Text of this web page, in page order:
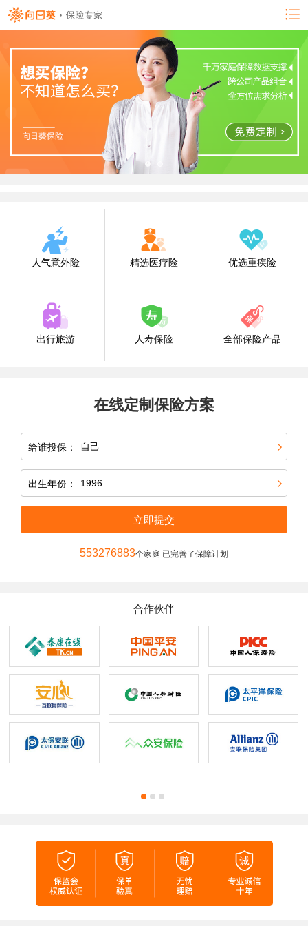
人气意外险 精选医疗险 优选重疾险
出行旅游 人寿保险 全部保险产品
在线定制保险方案
给谁投保：
出生年份：
立即提交
553276883个家庭 已完善了保障计划
合作伙伴